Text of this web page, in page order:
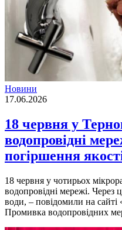
Новини
17.06.2026
18 червня у
водопровідні
погіршення
18 червня у чотирьох
водопровідні мережі. Через
води, – повідомили на сайті
Промивка водопровідних